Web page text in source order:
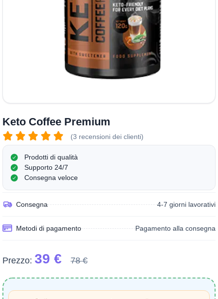
Keto Coffee Premium
(3 recensioni dei clienti)
Prodotti di qualità
Supporto 24/7
Consegna veloce
Consegna 4-7 giorni lavorativi
Metodi di pagamento Pagamento alla consegna
Prezzo: 39 € 78 €